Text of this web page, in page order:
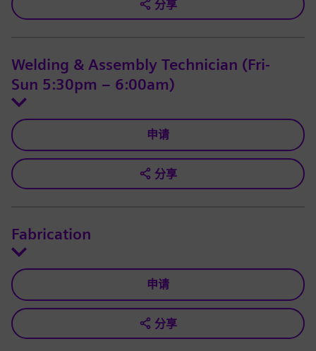
分享
Welding & Assembly Technician (Fri-
Sun 5:30pm – 6:00am)
申请
分享
Fabrication
申请
分享